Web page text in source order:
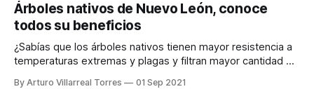
Árboles nativos de Nuevo León, conoce
todos su beneficios
¿Sabías que los árboles nativos tienen mayor resistencia a
temperaturas extremas y plagas y filtran mayor cantidad de
By Arturo Villarreal Torres 01 Sep 2021